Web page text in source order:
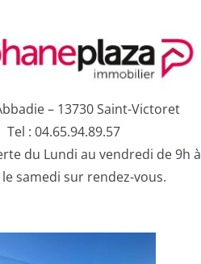
– 13730 Saint-Victoret
Tel : 04.65.94.89.57
du Lundi au vendredi de 9h à
samedi sur rendez-vous.